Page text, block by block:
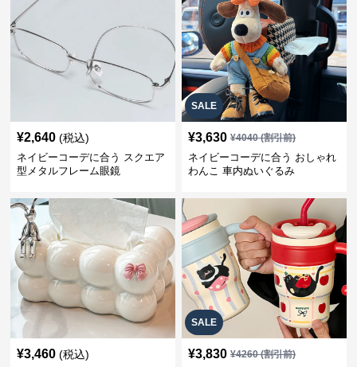
¥2,640 (税込)
ネイビーコーデに合う スクエア
型メタルフレーム眼鏡
SALE
¥3,630 ¥4040(割引前)
ネイビーコーデに合う おしゃれ
わんこ 車内ぬいぐるみ
¥3,460 (税込)
SALE
¥3,830 ¥4260(割引前)